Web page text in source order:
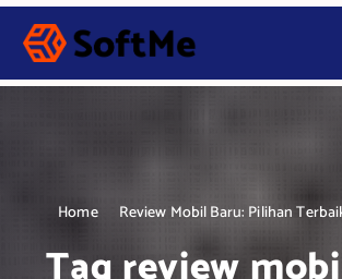
S
p
Home Review Mobil Baru: Pilihan